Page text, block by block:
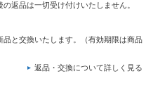
返品は一切受け付けいたしません。
と交換いたします。（有効期限は商品
返品・交換について詳しく見る